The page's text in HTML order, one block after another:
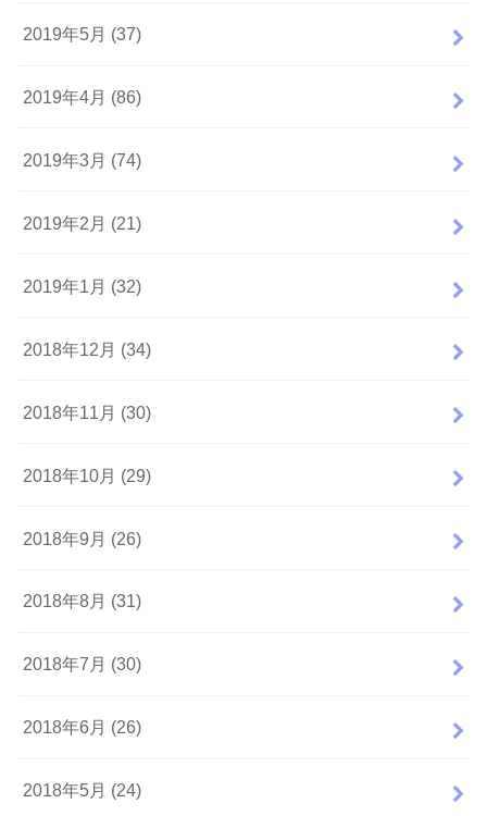
2019年5月 (37)
2019年4月 (86)
2019年3月 (74)
2019年2月 (21)
2019年1月 (32)
2018年12月 (34)
2018年11月 (30)
2018年10月 (29)
2018年9月 (26)
2018年8月 (31)
2018年7月 (30)
2018年6月 (26)
2018年5月 (24)